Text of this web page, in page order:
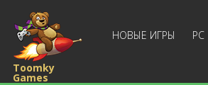
Toomky
Games
НОВЫЕ ИГРЫ PC